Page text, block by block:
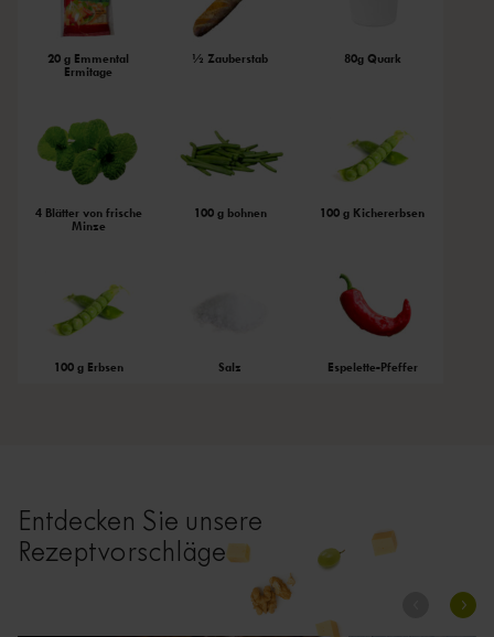
20 g Emmental
Ermitage
½ Zauberstab 80g Quark
4 Blätter von frische
Minze
100 g bohnen 100 g Kichererbsen
100 g Erbsen Salz Espelette-Pfeffer
Entdecken Sie unsere
Rezeptvorschläge